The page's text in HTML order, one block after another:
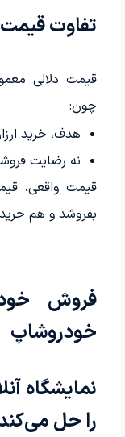
تفاوت قیمت
قیمت دلالی
چون:
هدف، خرید
نه رضایت
قیمت واقعی،
بفروشد و هم
فروش
خودروشاپ
نمایشگاه
را حل